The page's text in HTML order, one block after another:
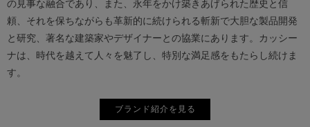
の見事な融合であり、また、永年をかけ築きあげられた歴史と信
頼、それを保ちながらも革新的に続けられる斬新で大胆な製品開発
と研究、著名な建築家やデザイナーとの協業にあります。カッシー
ナは、時代を越えて人々を魅了し、特別な満足感をもたらし続けま
す。
ブランド紹介を見る